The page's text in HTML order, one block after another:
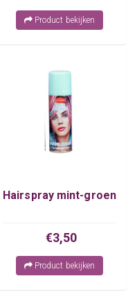
Product bekijken
Hairspray mint-groen
€3,50
Product bekijken